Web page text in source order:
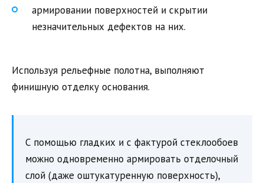
армировании поверхностей и скрытии
незначительных дефектов на них.
Используя рельефные полотна, выполняют
финишную отделку основания.
С помощью гладких и с фактурой стеклообоев
можно одновременно армировать отделочный
слой (даже оштукатуренную поверхность),